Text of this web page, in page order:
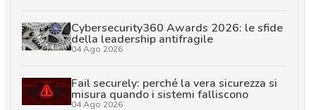
Cybersecurity360 Awards 2026: le sfide
della leadership antifragile
04 Ago 2026
Fail securely: perché la vera sicurezza si
misura quando i sistemi falliscono
04 Ago 2026